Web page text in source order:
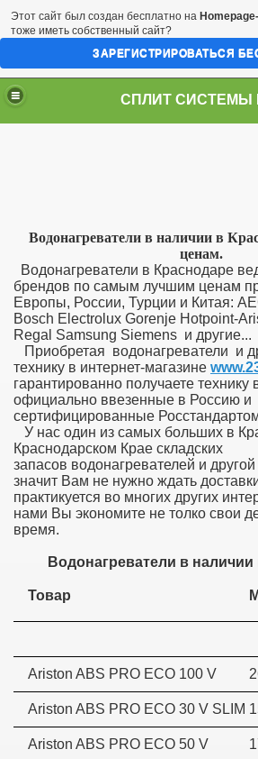
Водонагреватели в наличии в
ценам.
Водонагреватели в Краснодаре
брендов по самым лучшим ценам
Европы, России, Турции и Китая:
Bosch Electrolux Gorenje Hotpoint-
Regal Samsung Siemens и другие...
Приобретая водонагреватели и
технику в интернет-магазине
гарантированно получаете технику
официально ввезенные в Россию и
сертифицированные
У нас один из самых больших в
Краснодарском Крае складских
запасов водонагревателей и
значит Вам не нужно ждать
практикуется во многих других
нами Вы экономите не толко свои
время.
Водонагреватели в
Товар
Ariston ABS PRO ECO 100 V
Ariston ABS PRO ECO 30 V SLIM
Ariston ABS PRO ECO 50 V
Этот сайт был создан бесплатно на
тоже иметь собственный сайт?
ЗАРЕГИСТРИРОВАТЬСЯ